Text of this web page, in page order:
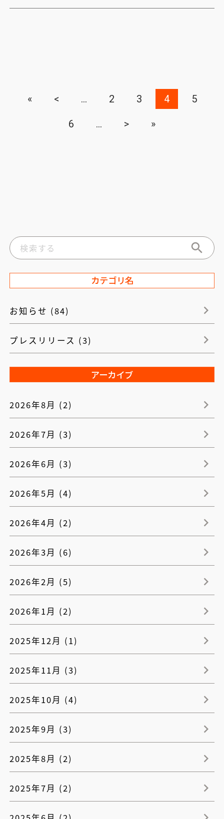
« < ... 2 3 4 5
6 ... > »
カテゴリ名
お知らせ (84)
プレスリリース (3)
アーカイブ
2026年8月 (2)
2026年7月 (3)
2026年6月 (3)
2026年5月 (4)
2026年4月 (2)
2026年3月 (6)
2026年2月 (5)
2026年1月 (2)
2025年12月 (1)
2025年11月 (3)
2025年10月 (4)
2025年9月 (3)
2025年8月 (2)
2025年7月 (2)